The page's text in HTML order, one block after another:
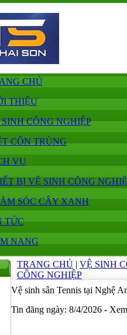
CHỦ
THIỆU
CÔNG NGHIỆP
CÔN TRÙNG
VỤ
BỊ VỆ SINH CÔNG
SÓC CÂY XANH
TỨC
NANG
TRANG CHỦ | VỆ SINH
CÔNG NGHIỆP
Vệ sinh sân Tennis tại Nghệ
Tin đăng ngày: 8/4/2026 -